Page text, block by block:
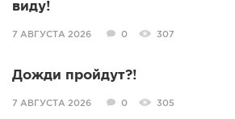
виду!
7 АВГУСТА 2026 0 307
Дожди пройдут?!
7 АВГУСТА 2026 0 305